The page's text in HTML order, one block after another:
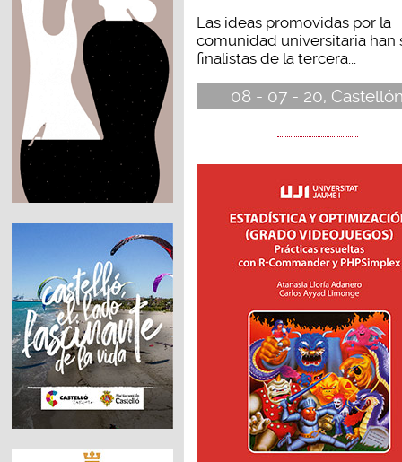
Las ideas promovidas por la
comunidad universitaria han
finalistas de la tercera...
08 - 07 - 20,